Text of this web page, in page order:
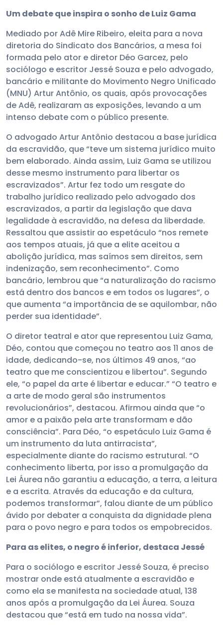
Um debate que inspira o sonho de Luiz Gama
Mediado por Adê Mire Ribeiro, eleita para a nova
diretoria do Sindicato dos Bancários, a mesa foi
formada pelo ator e diretor Déo Garcez, pelo
sociólogo e escritor Jessé Souza e pelo advogado,
bancário e militante do Movimento Negro Unificado
(MNU) Artur Antônio, os quais, após provocações
de Adê, realizaram as exposições, levando a um
intenso debate com o público presente.
O advogado Artur Antônio destacou a base jurídica
da escravidão, que “teve um sistema jurídico muito
bem elaborado. Ainda assim, Luiz Gama se utilizou
desse mesmo instrumento para libertar os
escravizados”. Artur fez todo um resgate do
trabalho jurídico realizado pelo advogado dos
escravizados, a partir da legislação que dava
legalidade à escravidão, na defesa da liberdade.
Ressaltou que assistir ao espetáculo “nos remete
aos tempos atuais, já que a elite aceitou a
abolição jurídica, mas saímos sem direitos, sem
indenização, sem reconhecimento”. Como
bancário, lembrou que “a naturalização do racismo
está dentro dos bancos e em todos os lugares”, o
que aumenta “a importância de se aquilombar, não
perder sua identidade”.
O diretor teatral e ator que representou Luiz Gama,
Déo, contou que começou no teatro aos 11 anos de
idade, dedicando-se, nos últimos 49 anos, “ao
teatro que me conscientizou e libertou”. Segundo
ele, “o papel da arte é libertar e educar.” “O teatro e
a arte de modo geral são instrumentos
revolucionários”, destacou. Afirmou ainda que “o
amor e a paixão pela arte transformam e dão
consciência”. Para Déo, “o espetáculo Luiz Gama é
um instrumento da luta antirracista”,
especialmente diante do racismo estrutural. “O
conhecimento liberta, por isso a promulgação da
Lei Áurea não garantiu a educação, a terra, a leitura
e a escrita. Através da educação e da cultura,
podemos transformar”, falou diante de um público
ávido por debater a conquista da dignidade plena
para o povo negro e para todos os empobrecidos.
Para as elites, o negro é inferior, destaca Jessé
Para o sociólogo e escritor Jessé Souza, é preciso
mostrar onde está atualmente a escravidão e
como ela se manifesta na sociedade atual, 138
anos após a promulgação da Lei Áurea. Souza
destacou que “está em tudo na nossa vida”.